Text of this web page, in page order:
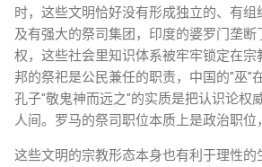
时，这些文明恰好没有形成独立的、有
及有强大的祭司集团，印度的婆罗门垄断
权，这些社会里知识体系被牢牢锁定在宗
邦的祭祀是公民兼任的职责，中国的"巫"
孔子"敬鬼神而远之"的实质是把认识论权
人间。罗马的祭司职位本质上是政治职位
这些文明的宗教形态本身也有利于理性的